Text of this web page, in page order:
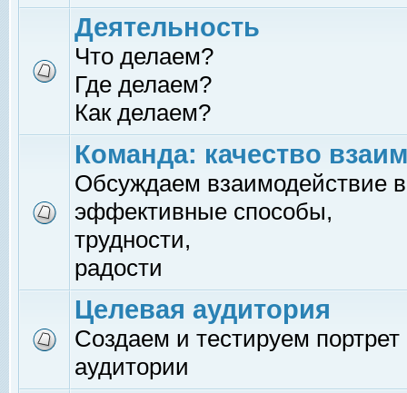
Деятельность
Что делаем?
Где делаем?
Как делаем?
Команда: качество
Обсуждаем взаимодействие
эффективные способы,
трудности,
радости
Целевая аудитория
Создаем и тестируем
аудитории